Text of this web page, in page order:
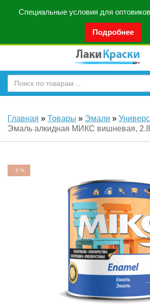
Специальные условия для
Подробнее
Главная » Товары » Эмали »
Эмаль алкидная МИКС вишневая, 2.8
-5%